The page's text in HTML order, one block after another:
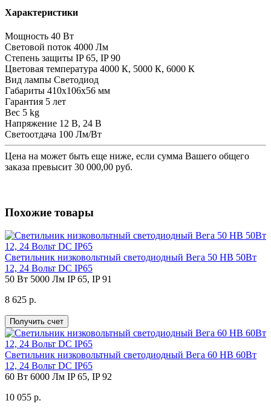
Характеристики
Мощность 40 Вт
Световой поток 4000 Лм
Степень защиты IP 65, IP 90
Цветовая температура 4000 К, 5000 К, 6000 К
Вид лампы Светодиод
Габариты 410х106х56 мм
Гарантия 5 лет
Вес 5 kg
Напряжение 12 В, 24 В
Светоотдача 100 Лм/Вт
Цена на может быть еще ниже, если сумма Вашего общего
заказа превысит 30 000,00 руб.
Похожие товары
Светильник низковольтный светодиодный Вега 50 НВ 50Вт
12, 24 Вольт DC IP65
50 Вт 5000 Лм IP 65, IP 91
8 625 р.
Получить счет
Светильник низковольтный светодиодный Вега 60 НВ 60Вт
12, 24 Вольт DC IP65
60 Вт 6000 Лм IP 65, IP 92
10 055 р.